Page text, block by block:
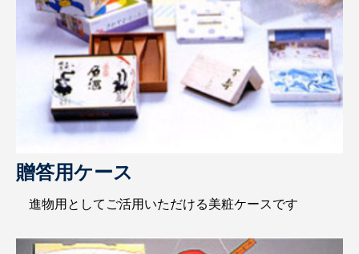
贈答用ケース
進物用としてご活用いただける美粧ケースです